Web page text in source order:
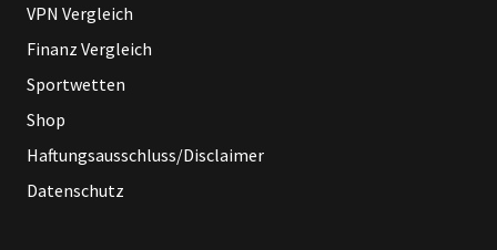
VPN Vergleich
Finanz Vergleich
Sportwetten
Shop
Haftungsausschluss/Disclaimer
Datenschutz